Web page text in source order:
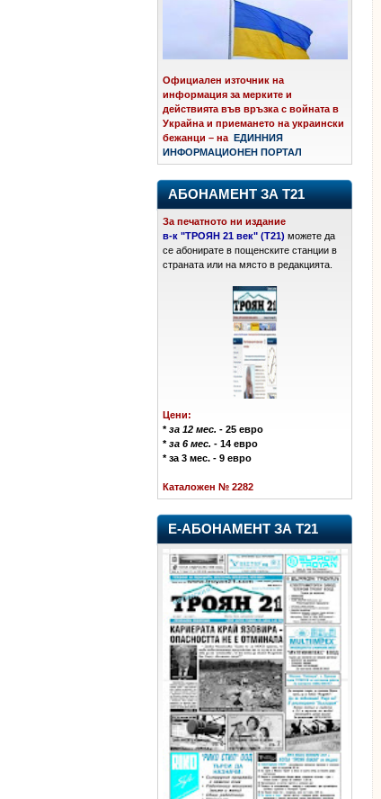
Официален източник на
информация за мерките и
действията във връзка с войната в
Украйна и приемането на украински
бежанци – на
ЕДИННИЯ
ИНФОРМАЦИОНЕН ПОРТАЛ
АБОНАМЕНТ ЗА Т21
За печатното ни издание
в-к "ТРОЯН 21 век" (Т21) можете да
се абонирате в пощенските станции в
страната или на място в редакцията.
Цени:
*за 12 мес. - 25 евро
*за 6 мес. - 14 евро
* за 3 мес. - 9 евро
Каталожен № 2282
Е-АБОНАМЕНТ ЗА Т21